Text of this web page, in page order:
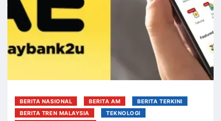
BERITA NASIONAL BERITA AM
BERITA TERKINI
BERITA TREN MALAYSIA
TEKNOLOGI